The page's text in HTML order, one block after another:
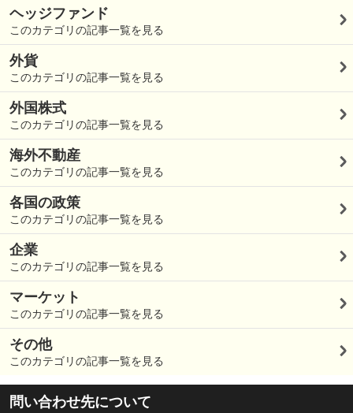
ヘッジファンド
このカテゴリの記事一覧を見る
外貨
このカテゴリの記事一覧を見る
外国株式
このカテゴリの記事一覧を見る
海外不動産
このカテゴリの記事一覧を見る
各国の政策
このカテゴリの記事一覧を見る
企業
このカテゴリの記事一覧を見る
マーケット
このカテゴリの記事一覧を見る
その他
このカテゴリの記事一覧を見る
問い合わせ先について